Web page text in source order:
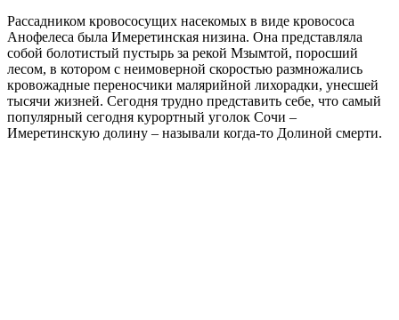
Рассадником кровососущих насекомых в виде кровососа
Анофелеса была Имеретинская низина. Она представляла
собой болотистый пустырь за рекой Мзымтой, поросший
лесом, в котором с неимоверной скоростью размножались
кровожадные переносчики малярийной лихорадки, унесшей
тысячи жизней. Сегодня трудно представить себе, что самый
популярный сегодня курортный уголок Сочи –
Имеретинскую долину – называли когда-то Долиной смерти.